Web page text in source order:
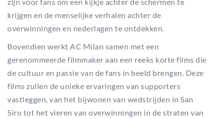
krijgen en de menselijke verhalen achter de
overwinningen en nederlagen te ontdekken.
Bovendien werkt AC Milan samen met een
gerenommeerde filmmaker aan een reeks korte films die
de cultuur en passie van de fans in beeld brengen. Deze
films zullen de unieke ervaringen van supporters
vastleggen, van het bijwonen van wedstrijden in San
Siro tot het vieren van overwinningen in de straten van